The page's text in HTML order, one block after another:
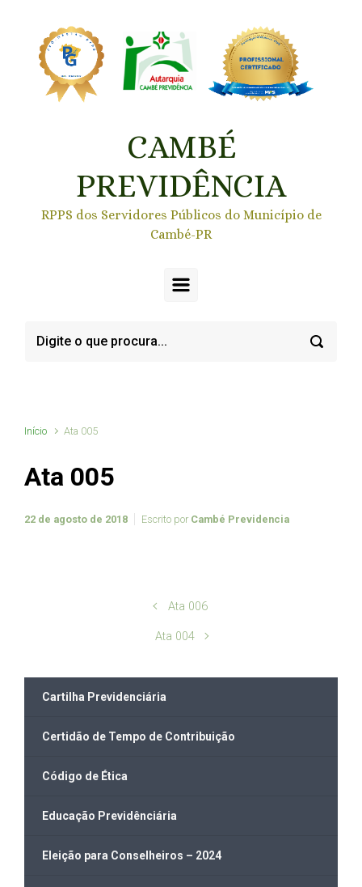
CAMBÉ
PREVIDÊNCIA
RPPS dos Servidores Públicos do Município de
Cambé-PR
Início Ata 005
Ata 005
22 de agosto de 2018 Escrito por Cambé Previdencia
Ata 006
Ata 004
Cartilha Previdenciária
Certidão de Tempo de Contribuição
Código de Ética
Educação Previdênciária
Eleição para Conselheiros – 2024